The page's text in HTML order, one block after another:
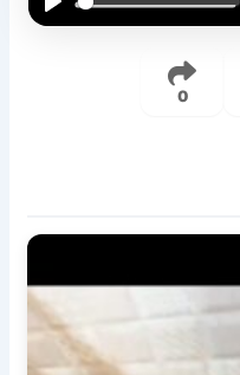
Play
0